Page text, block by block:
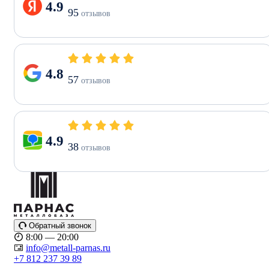
4.9 95 отзывов
4.8 57 отзывов
4.9 38 отзывов
Обратный звонок
8:00 — 20:00
info@metall-parnas.ru
+7 812 237 39 89